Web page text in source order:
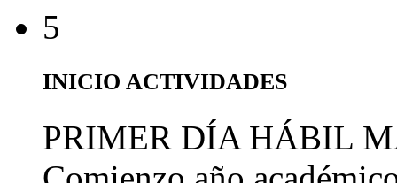
5
INICIO ACTIVIDADES
PRIMER DÍA HÁBIL